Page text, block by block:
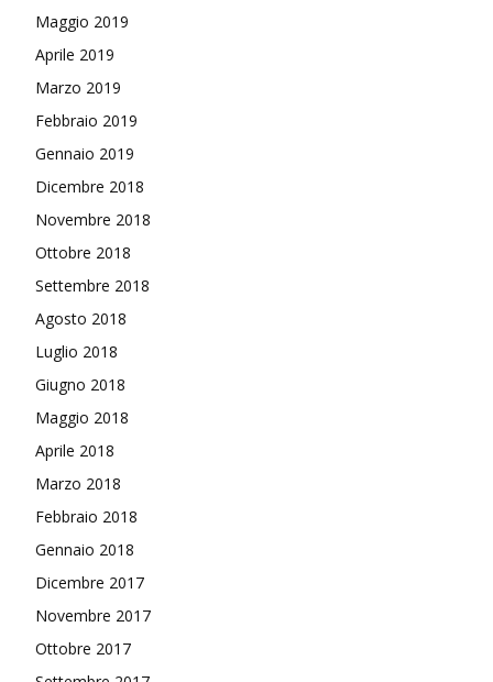
Maggio 2019
Aprile 2019
Marzo 2019
Febbraio 2019
Gennaio 2019
Dicembre 2018
Novembre 2018
Ottobre 2018
Settembre 2018
Agosto 2018
Luglio 2018
Giugno 2018
Maggio 2018
Aprile 2018
Marzo 2018
Febbraio 2018
Gennaio 2018
Dicembre 2017
Novembre 2017
Ottobre 2017